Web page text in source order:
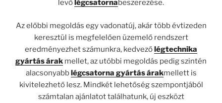
levőlégcsatornabeszerezése.
Az előbbi megoldás egy vadonatúj, akár több évtizeden
keresztül is megfelelően üzemelő rendszert
eredményezhet számunkra, kedvezőlégtechnika
gyártás árak mellet, az utóbbi megoldás pedig szintén
alacsonyabblégcsatorna gyártás árakmellett is
kivitelezhető lesz. Mindkét lehetőség szempontjából
számtalan ajánlatot találhatunk, új eszközt